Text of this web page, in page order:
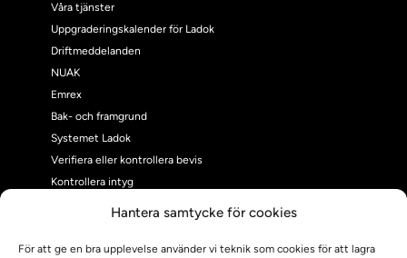
Hantera samtycke för cookies
För att ge en bra upplevelse använder vi teknik som cookies för att lagra
Våra tjänster
Uppgraderingskalender för Ladok
Driftmeddelanden
NUAK
Emrex
Bak- och framgrund
Systemet Ladok
Verifiera eller kontrollera bevis
Kontrollera intyg
Om Ladokkonsortiet